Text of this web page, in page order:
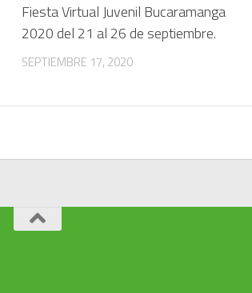
Fiesta Virtual Juvenil Bucaramanga
2020 del 21 al 26 de septiembre.
SEPTIEMBRE 17, 2020